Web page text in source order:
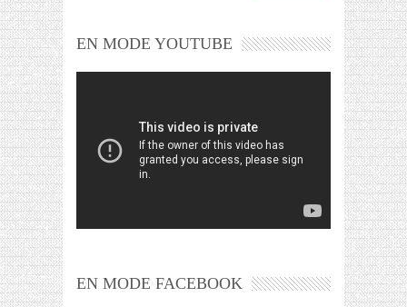
EN MODE YOUTUBE
EN MODE FACEBOOK